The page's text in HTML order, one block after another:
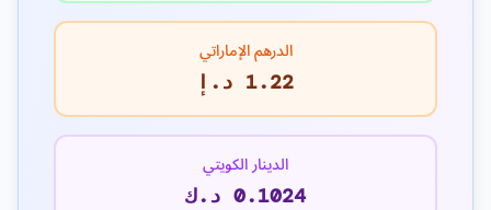
الدرهم الإماراتي
1.22 د.إ
الدينار الكويتي
0.1024 د.ك